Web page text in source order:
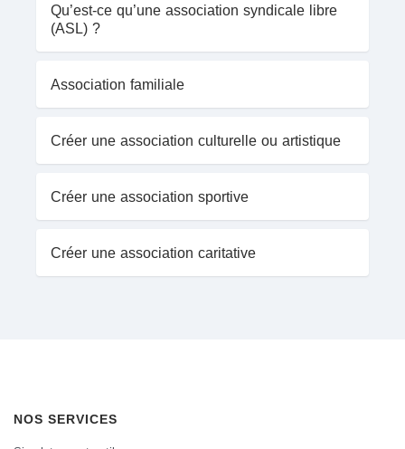
Qu’est-ce qu’une association syndicale libre
(ASL) ?
Association familiale
Créer une association culturelle ou artistique
Créer une association sportive
Créer une association caritative
NOS SERVICES